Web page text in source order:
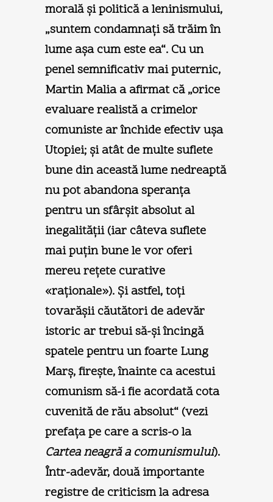
morală şi politică a leninismului,
„suntem condamnaţi să trăim în
lume aşa cum este ea“. Cu un
penel semnificativ mai puternic,
Martin Malia a afirmat că „orice
evaluare realistă a crimelor
comuniste ar închide efectiv uşa
Utopiei; şi atât de multe suflete
bune din această lume nedreaptă
nu pot abandona speranţa
pentru un sfârşit absolut al
inegalităţii (iar câteva suflete
mai puţin bune le vor oferi
mereu reţete curative
«raţionale»). Şi astfel, toţi
tovarăşii căutători de adevăr
istoric ar trebui să-şi încingă
spatele pentru un foarte Lung
Marş, fireşte, înainte ca acestui
comunism să-i fie acordată cota
cuvenită de rău absolut“ (vezi
prefaţa pe care a scris-o la
Cartea neagră a comunismului).
Într-adevăr, două importante
registre de criticism la adresa